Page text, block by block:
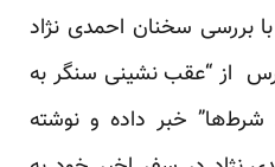
با بررسی سخنان احمدی نژاد
از “عقب نشینی سنگر به
خبر داده و نوشته